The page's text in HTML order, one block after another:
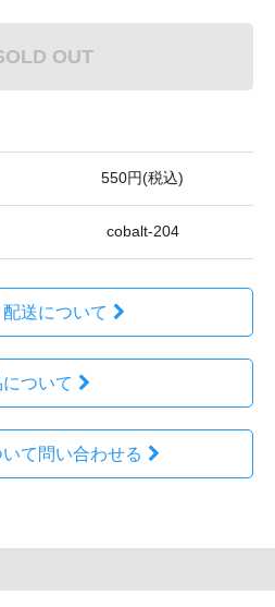
OUT
550円(税込)
cobalt-204
送について
ついて
て問い合わせる